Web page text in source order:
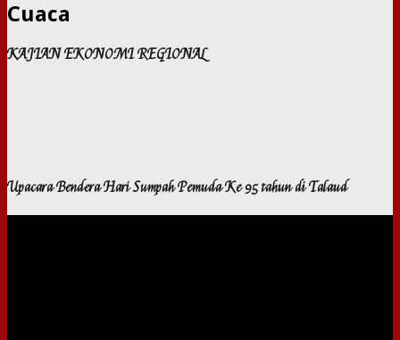
Cuaca
KAJIAN EKONOMI REGIONAL
Upacara Bendera Hari Sumpah Pemuda Ke 95 tahun di Talaud